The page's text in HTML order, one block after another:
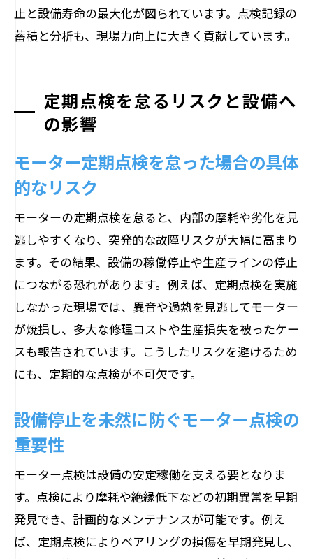
止と設備寿命の最大化が図られています。点検記録の
蓄積と分析も、現場力向上に大きく貢献しています。
定期点検を怠るリスクと設備へ
の影響
モーター定期点検を怠った場合の具体
的なリスク
モーターの定期点検を怠ると、内部の摩耗や劣化を見
逃しやすくなり、突発的な故障リスクが大幅に高まり
ます。その結果、設備の稼働停止や生産ラインの停止
につながる恐れがあります。例えば、定期点検を実施
しなかった現場では、異音や過熱を見逃してモーター
が焼損し、多大な修理コストや生産損失を被ったケー
スも報告されています。こうしたリスクを避けるため
にも、定期的な点検が不可欠です。
設備停止を未然に防ぐモーター点検の
重要性
モーター点検は設備の安定稼働を支える要となりま
す。点検により摩耗や絶縁低下などの初期異常を早期
発見でき、計画的なメンテナンスが可能です。例え
ば、定期点検によりベアリングの損傷を早期発見し、